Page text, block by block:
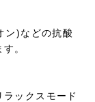
ン)などの抗酸
。
ックスモード